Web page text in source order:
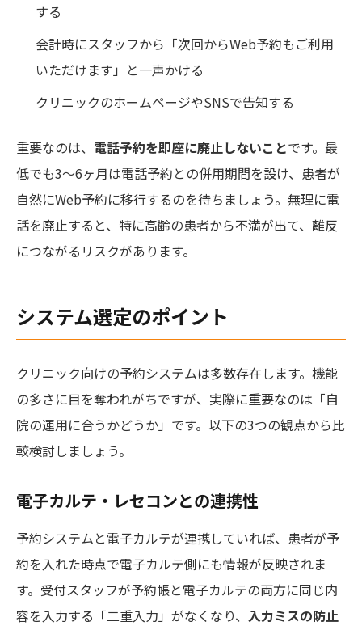
する
会計時にスタッフから「次回からWeb予約もご利用
いただけます」と一声かける
クリニックのホームページやSNSで告知する
重要なのは、 電話予約を即座に廃止しないことです。最
低でも3〜6ヶ月は電話予約との併用期間を設け、患者が
自然にWeb予約に移行するのを待ちましょう。無理に電
話を廃止すると、特に高齢の患者から不満が出て、離反
につながるリスクがあります。
システム選定のポイント
クリニック向けの予約システムは多数存在します。機能
の多さに目を奪われがちですが、実際に重要なのは「自
院の運用に合うかどうか」です。以下の3つの観点から比
較検討しましょう。
電子カルテ・レセコンとの連携性
予約システムと電子カルテが連携していれば、患者が予
約を入れた時点で電子カルテ側にも情報が反映されま
す。受付スタッフが予約帳と電子カルテの両方に同じ内
容を入力する「二重入力」がなくなり、 入力ミスの防止